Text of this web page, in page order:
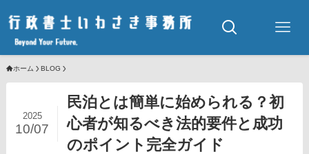
ホーム BLOG
民泊とは簡単に始められる？初
心者が知るべき法的要件と成功
のポイント完全ガイド
2025
10/07